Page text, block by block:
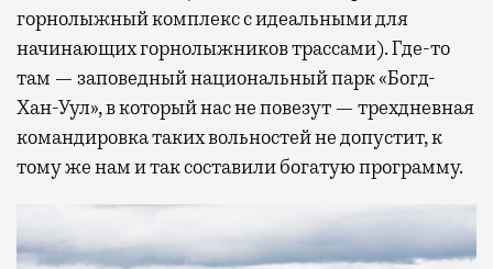
горнолыжный комплекс с идеальными для
начинающих горнолыжников трассами). Где-то
там — заповедный национальный парк «Богд-
Хан-Уул», в который нас не повезут — трехдневная
командировка таких вольностей не допустит, к
тому же нам и так составили богатую программу.